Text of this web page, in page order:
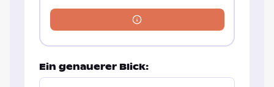
Ein genauerer Blick: